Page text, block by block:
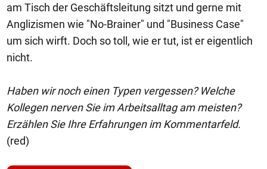
am Tisch der Geschäftsleitung sitzt und gerne mit
Anglizismen wie "No-Brainer" und "Business Case"
um sich wirft. Doch so toll, wie er tut, ist er eigentlich
nicht.
Haben wir noch einen Typen vergessen? Welche
Kollegen nerven Sie im Arbeitsalltag am meisten?
Erzählen Sie Ihre Erfahrungen im Kommentarfeld.
(red)